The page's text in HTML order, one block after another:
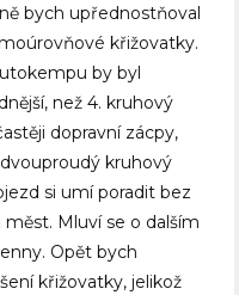
bych upřednostňoval
křižovatky.
by byl
než 4. kruhový
dopravní zácpy,
kruhový
si umí poradit bez
Mluví se o dalším
Opět bych
křižovatky, jelikož